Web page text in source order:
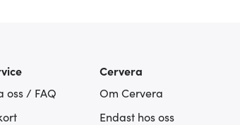
oss / FAQ
Cervera
Om Cervera
Endast hos oss